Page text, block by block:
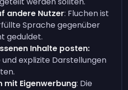
andere Nutzer: Fluchen ist
Sprache gegenüber
geduldet.
Inhalte posten:
explizite Darstellungen
mit Eigenwerbung: Die